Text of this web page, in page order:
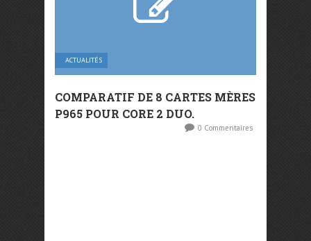
ACTUALITÉS
COMPARATIF DE 8 CARTES MÈRES
P965 POUR CORE 2 DUO.
0 Commentaires